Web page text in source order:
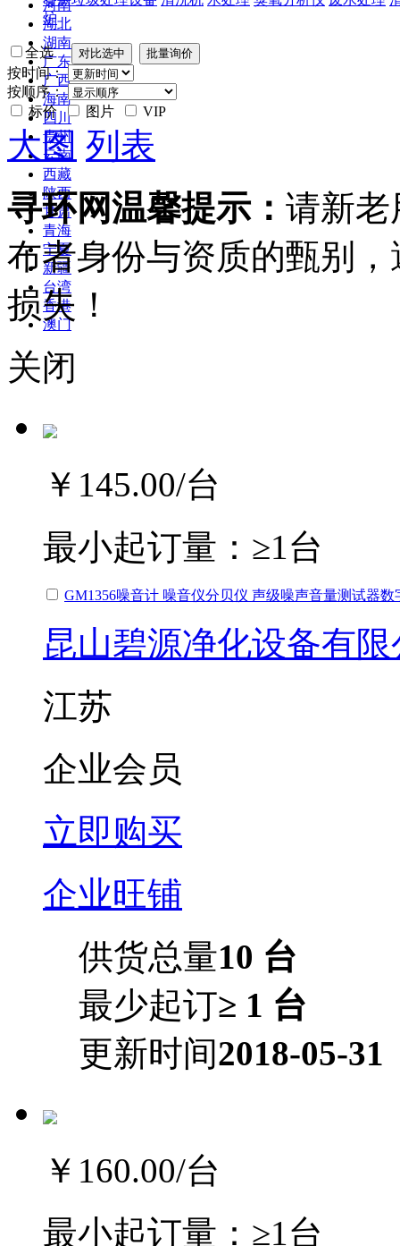
河南
湖北
湖南
广东
广西
海南
四川
贵州
云南
西藏
陕西
甘肃
青海
宁夏
新疆
台湾
香港
澳门
炉
全选
按时间：
按顺序：
标价
图片 VIP
大图 列表
寻环网温馨提示： 请新老
布者身份与资质的甄别
损失！
关闭
￥145.00/台
最小起订量： ≥1台
GM1356噪音计 噪音仪分贝仪 声级噪声音量测试器数
昆山碧源净化设备有
江苏
企业会员
立即购买
企业旺铺
供货总量10 台
最少起订≥ 1 台
更新时间2018-05-31
￥160.00/台
最小起订量： ≥1台